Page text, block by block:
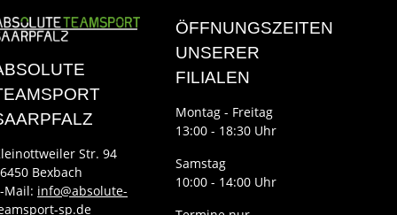
Str. 94
Bexbach
Mail: info@absolute-
sp.de
ÖFFNUNGSZEITEN
UNSERER
FILIALEN
Montag - Freitag
13:00 - 18:30 Uhr
Samstag
10:00 - 14:00 Uhr